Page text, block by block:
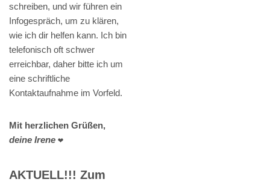
schreiben, und wir führen ein
Infogespräch, um zu klären,
wie ich dir helfen kann. Ich bin
telefonisch oft schwer
erreichbar, daher bitte ich um
eine schriftliche
Kontaktaufnahme im Vorfeld.
Mit herzlichen Grüßen,
deine Irene ❤️
AKTUELL!!! Zum